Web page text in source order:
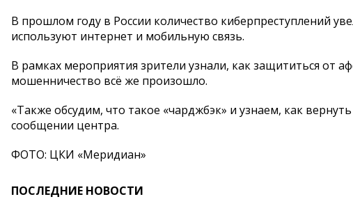
В прошлом году в России количество киберпреступлений
используют интернет и мобильную связь.
В рамках мероприятия зрители узнали, как защититься от
мошенничество всё же произошло.
«Также обсудим, что такое «чарджбэк» и узнаем, как
сообщении центра.
ФОТО: ЦКИ «Меридиан»
ПОСЛЕДНИЕ НОВОСТИ